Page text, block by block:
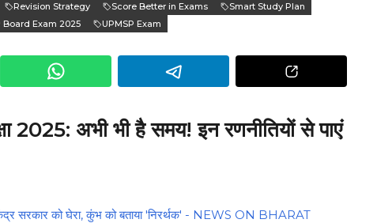
Revision Strategy Score Better in Exams
Smart Study Plan
Board Exam 2025 UPMSP Exam
2025: अभी भी है समय! इन रणनीतियों से पाएं
सरकार को घेरा, कुंभ को बताया 'निरर्थक' - NEWS ON BHARAT